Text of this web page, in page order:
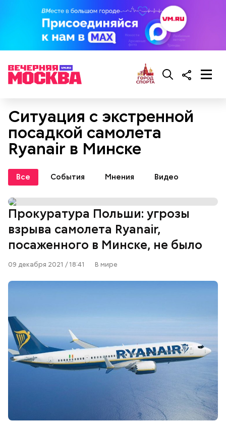
Ситуация с экстренной
посадкой самолета
Ryanair в Минске
Все События Мнения Видео
Прокуратура Польши: угрозы
взрыва самолета Ryanair,
посаженного в Минске, не было
09 декабря 2021 / 18:41 В мире